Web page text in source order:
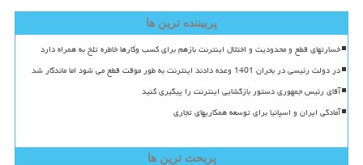
پربیننده ترین ها
خسارتهای قطع و محدودیت و اختلال اینترنت بازهم برای کسب وکارها خاطره تلخ به همراه دارد
در دولت رئیسی در بحران 1401 وعده دادند اینترنت به طور موقت قطع می شود اما ماندگار شد
آقای رئیس جمهوری دستور بازگشایی اینترنت را پیگیری کنید
آمادگی ایران و اسپانیا برای توسعه همکاریهای تجاری
پربحث ترین ها